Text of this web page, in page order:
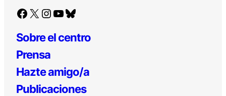
Facebook X Instagram YouTube Bluesky
Sobre el centro
Prensa
Hazte amigo/a
Publicaciones